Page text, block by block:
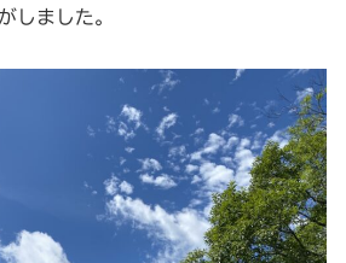
しました。